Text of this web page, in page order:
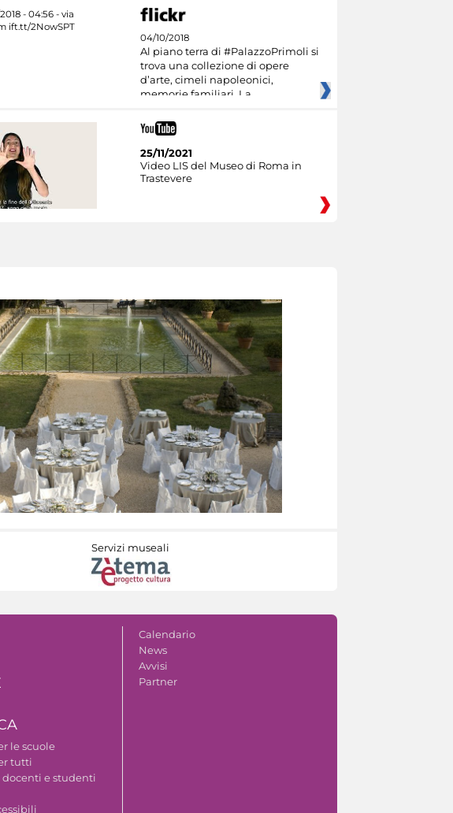
04/10/2018
Al piano terra di #PalazzoPrimoli si
trova una collezione di opere
d’arte, cimeli napoleonici,
memorie familiari. La
25/11/2021
Video LIS del Museo di Roma in
Trastevere
Servizi museali
le scuole
tutti
e studenti
Calendario
News
Avvisi
Partner